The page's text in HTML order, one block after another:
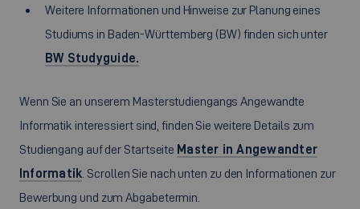
Weitere Informationen und Hinweise zur Planung eines
Studiums in Baden-Württemberg (BW) finden sich unter
BW Studyguide.
Wenn Sie an unserem Masterstudiengangs Angewandte
Informatik interessiert sind, finden Sie weitere Details zum
Studiengang auf der Startseite Master in Angewandter
Informatik . Scrollen Sie nach unten zu den Informationen zur
Bewerbung und zum Abgabetermin.